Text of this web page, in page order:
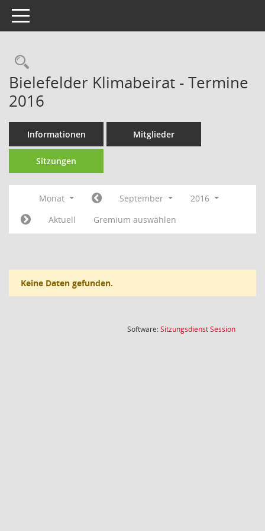
Toggle navigation
Rechercheauswahl
Bielefelder Klimabeirat - Termine
2016
Informationen Mitglieder
Sitzungen
Monat September
2016
Aktuell
Gremium auswählen
Keine Daten gefunden.
Software:SitzungsdienstSession(Wird in